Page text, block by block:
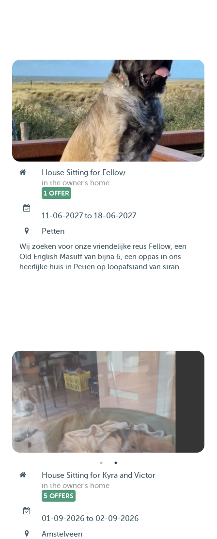
House Sitting for Fellow
in the owner's home
1 OFFER
11-06-2027 to 18-06-2027
Petten
Wij zoeken voor onze vriendelijke reus Fellow, een
Old English Mastiff van bijna 6, een oppas in ons
heerlijke huis in Petten op loopafstand van stran...
House Sitting for Kyra and Victor
in the owner's home
5 OFFERS
01-09-2026 to 02-09-2026
Amstelveen